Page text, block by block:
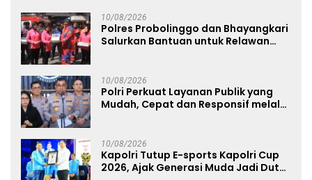
10/08/2026
Polres Probolinggo dan Bhayangkari
Salurkan Bantuan untuk Relawan
10/08/2026
Polri Perkuat Layanan Publik yang
Mudah, Cepat dan Responsif melalui
10/08/2026
Kapolri Tutup E-sports Kapolri Cup
2026, Ajak Generasi Muda Jadi Duta